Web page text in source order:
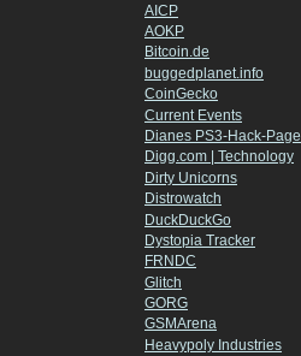
AICP
AOKP
Bitcoin.de
buggedplanet.info
CoinGecko
Current Events
Dianes PS3-Hack-Page
Digg.com | Technology
Dirty Unicorns
Distrowatch
DuckDuckGo
Dystopia Tracker
FRNDC
Glitch
GORG
GSMArena
Heavypoly Industries